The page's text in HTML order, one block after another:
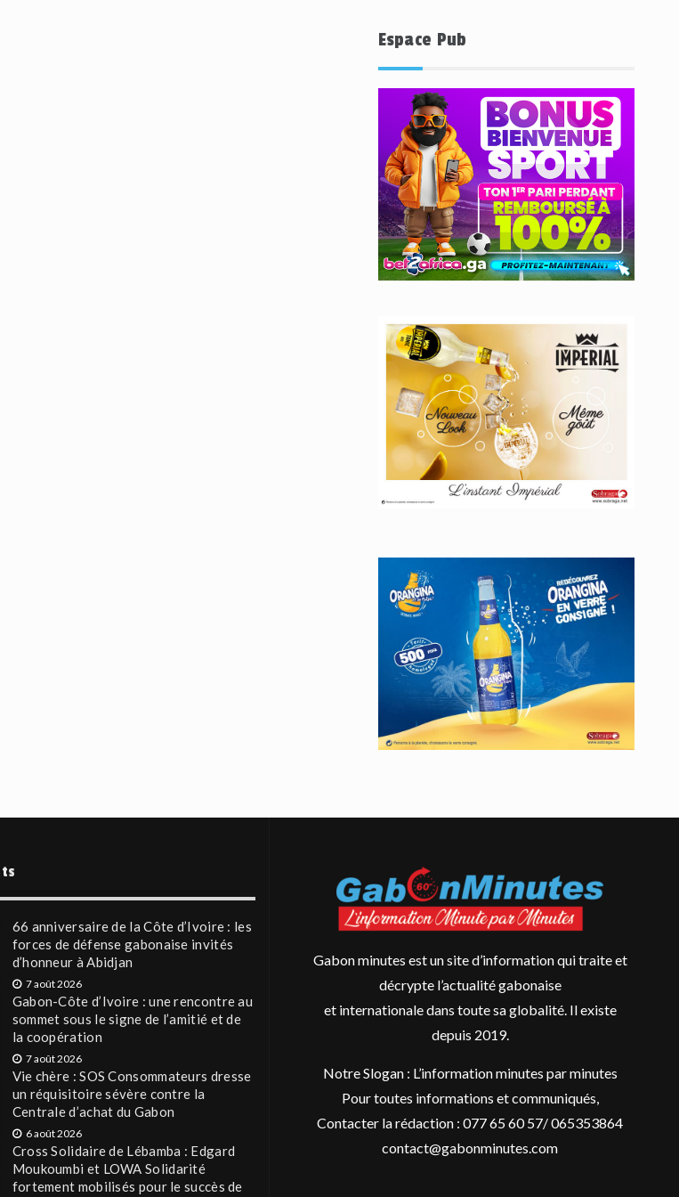
Espace Pub
66 anniversaire de la Côte d’Ivoire : les
forces de défense gabonaise invités
d’honneur à Abidjan
7 août 2026
Gabon-Côte d’Ivoire : une rencontre au
sommet sous le signe de l’amitié et de
la coopération
7 août 2026
Vie chère : SOS Consommateurs dresse
un réquisitoire sévère contre la
Centrale d’achat du Gabon
6 août 2026
Cross Solidaire de Lébamba : Edgard
Moukoumbi et LOWA Solidarité
fortement mobilisés pour le succès de
Gabon minutes est un site d’information qui traite et
décrypte l’actualité gabonaise
et internationale dans toute sa globalité. Il existe
depuis 2019.
Notre Slogan : L’information minutes par minutes
Pour toutes informations et communiqués,
Contacter la rédaction : 077 65 60 57/ 065353864
contact@gabonminutes.com